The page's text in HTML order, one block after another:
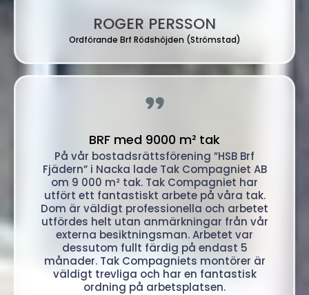
ROGER PERSSON
Ordförande Brf Rödshöjden (Strömstad)
"
BRF med 9000 m² tak
På vår bostadsrättsförening ”HSB Brf
Fjädern” i Nacka lade Tak Compagniet AB
om 9 000 m² tak. Tak Compagniet har
utfört ett fantastiskt arbete på våra tak.
Dom är väldigt professionella och arbetet
utfördes helt utan anmärkningar från vår
externa besiktningsman. Arbetet var
dessutom fullt färdig på endast 5
månader. Tak Compagniets montörer är
väldigt trevliga och har en fantastisk
ordning på arbetsplatsen.